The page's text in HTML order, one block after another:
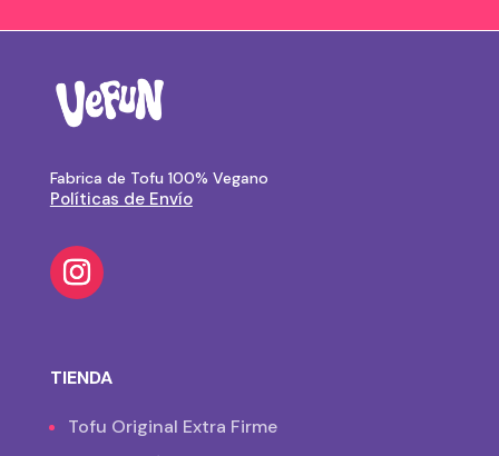
Fabrica de Tofu 100% Vegano
Políticas de Envío
TIENDA
Tofu Original Extra Firme